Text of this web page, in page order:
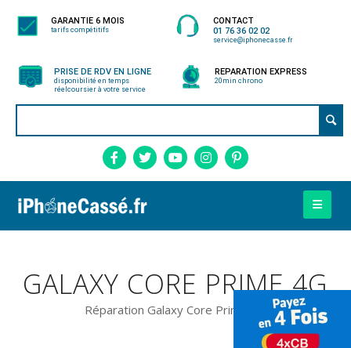
GARANTIE 6 MOIS
tarifs compétitifs
CONTACT
01 76 36 02 02
service@iphonecasse.fr
PRISE DE RDV EN LIGNE
disponibilité en temps
réelcoursier à votre service
REPARATION EXPRESS
20min chrono
GALAXY CORE PRIME 4G
Réparation Galaxy Core Prime 4G